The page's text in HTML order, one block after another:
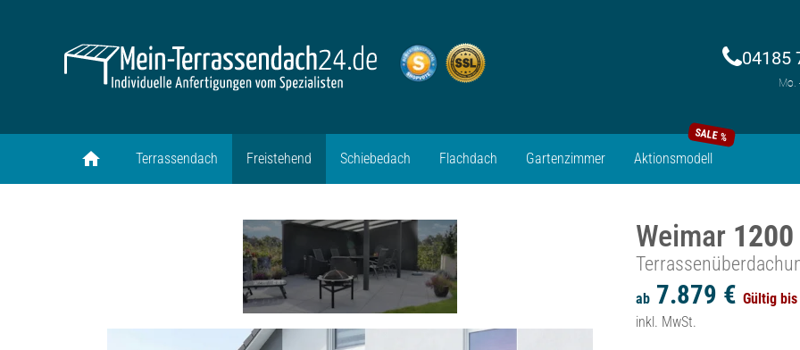
04185
Mo.
home Terrassendach Freistehend Schiebedach Flachdach Gartenzimmer
SALE %
Aktionsmodell
Weimar
ab 7.879 € Gültig
inkl. MwSt.